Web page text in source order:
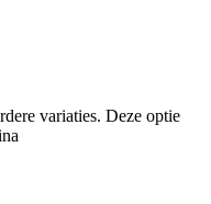
variaties. Deze optie